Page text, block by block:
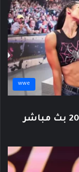
wwe
عرض سماك داون الأخير 9-5-2025 بث مباشر